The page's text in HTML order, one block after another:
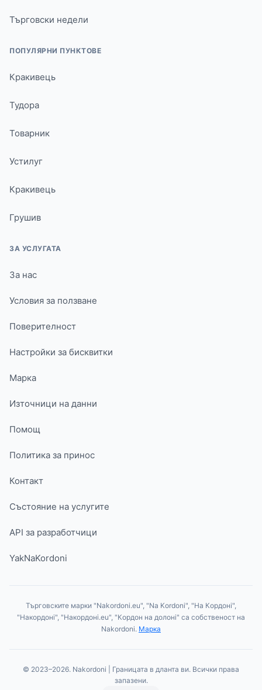
Търговски недели
ПОПУЛЯРНИ ПУНКТОВЕ
Кракивець
Тудора
Товарник
Устилуг
Кракивець
Грушив
ЗА УСЛУГАТА
За нас
Условия за ползване
Поверителност
Настройки за бисквитки
Марка
Източници на данни
Помощ
Политика за принос
Контакт
Състояние на услугите
API за разработчици
YakNaKordoni
Търговските марки "Nakordoni.eu", "Na Kordoni", "На Кордоні",
"Накордоні", "Накордоні.eu", "Кордон на долоні" са собственост на
Nakordoni. Марка
© 2023–2026. Nakordoni | Границата в дланта ви. Всички права
запазени.